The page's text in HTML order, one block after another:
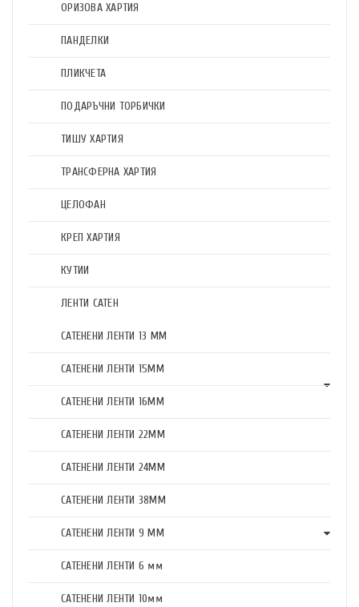
ОРИЗОВА ХАРТИЯ
ПАНДЕЛКИ
ПЛИКЧЕТА
ПОДАРЪЧНИ ТОРБИЧКИ
ТИШУ ХАРТИЯ
ТРАНСФЕРНА ХАРТИЯ
ЦЕЛОФАН
КРЕП ХАРТИЯ
КУТИИ
ЛЕНТИ САТЕН
САТЕНЕНИ ЛЕНТИ 13 ММ
САТЕНЕНИ ЛЕНТИ 15ММ
САТЕНЕНИ ЛЕНТИ 16ММ
САТЕНЕНИ ЛЕНТИ 22ММ
САТЕНЕНИ ЛЕНТИ 24ММ
САТЕНЕНИ ЛЕНТИ 38ММ
САТЕНЕНИ ЛЕНТИ 9 ММ
САТЕНЕНИ ЛЕНТИ 6 мм
САТЕНЕНИ ЛЕНТИ 10мм